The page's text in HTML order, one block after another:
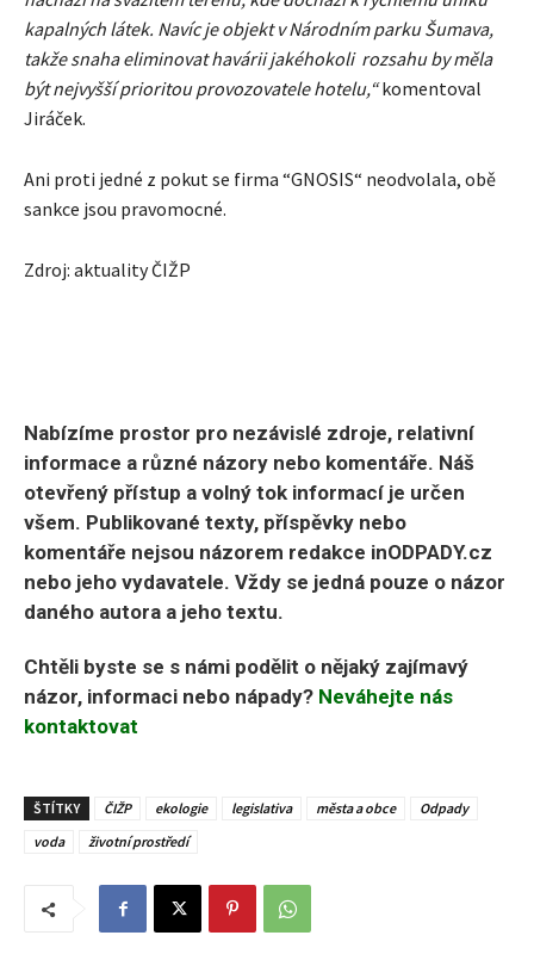
kapalných látek. Navíc je objekt v Národním parku Šumava,
takže snaha eliminovat havárii jakéhokoli rozsahu by měla
být nejvyšší prioritou provozovatele hotelu,“komentoval
Jiráček.
Ani proti jedné z pokut se firma “GNOSIS“ neodvolala, obě
sankce jsou pravomocné.
Zdroj: aktuality ČIŽP
Nabízíme prostor pro nezávislé zdroje, relativní
informace a různé názory nebo komentáře. Náš
otevřený přístup a volný tok informací je určen
všem. Publikované texty, příspěvky nebo
komentáře nejsou názorem redakce inODPADY.cz
nebo jeho vydavatele. Vždy se jedná pouze o názor
daného autora a jeho textu.
Chtěli byste se s námi podělit o nějaký zajímavý
názor, informaci nebo nápady? Neváhejte nás
kontaktovat
ŠTÍTKY ČIŽP ekologie legislativa města a obce
Odpady
voda
životní prostředí